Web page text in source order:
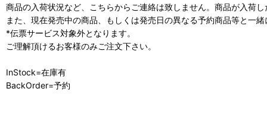
商品の入荷状況など、こちらからご連絡は致しません。商品が入荷
また、現在発売中の商品、もしくは発売日の異なる予約商品等と一
*伝票サービス対象外となります。
ご理解頂けるお客様のみご注文下さい。
InStock=在庫有
BackOrder=予約